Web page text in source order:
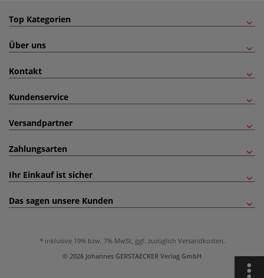
Top Kategorien
Über uns
Kontakt
Kundenservice
Versandpartner
Zahlungsarten
Ihr Einkauf ist sicher
Das sagen unsere Kunden
inklusive 19% bzw. 7% MwSt, ggf. zuzüglich Versandkosten.
© 2026 Johannes GERSTAECKER Verlag GmbH